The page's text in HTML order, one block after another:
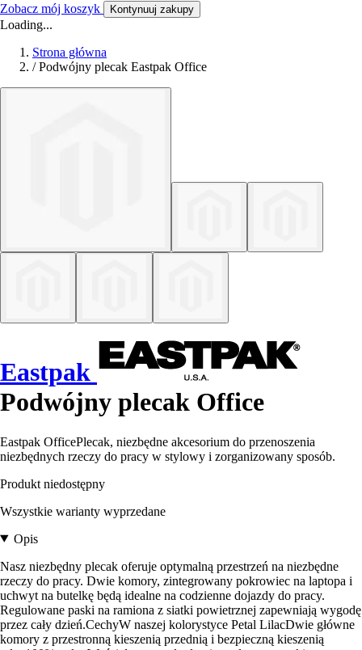
Zobacz mój koszyk Kontynuuj zakupy
Loading...
Strona główna
/ Podwójny plecak Eastpak Office
Eastpak
Podwójny plecak Office
Eastpak OfficePlecak, niezbędne akcesorium do przenoszenia
niezbędnych rzeczy do pracy w stylowy i zorganizowany sposób.
Produkt niedostępny
Wszystkie warianty wyprzedane
Opis
Nasz niezbędny plecak oferuje optymalną przestrzeń na niezbędne
rzeczy do pracy. Dwie komory, zintegrowany pokrowiec na laptopa i
uchwyt na butelkę będą idealne na codzienne dojazdy do pracy.
Regulowane paski na ramiona z siatki powietrznej zapewniają wygodę
przez cały dzień.CechyW naszej kolorystyce Petal LilacDwie główne
komory z przestronną kieszenią przednią i bezpieczną kieszenią